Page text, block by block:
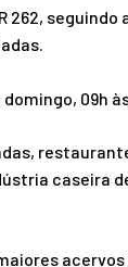
262, seguindo
09h
caseira